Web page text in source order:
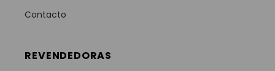
Contacto
REVENDEDORAS